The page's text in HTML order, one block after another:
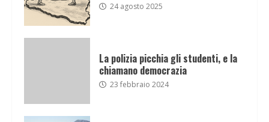
24 agosto 2025
La polizia picchia gli studenti, e la
chiamano democrazia
23 febbraio 2024